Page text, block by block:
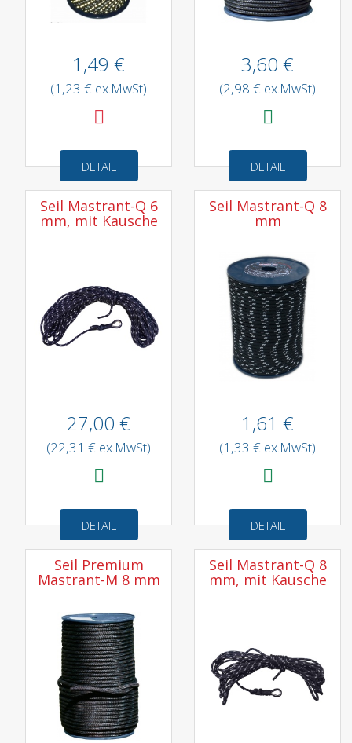
1,49 €
(1,23 € ex.MwSt)
DETAIL
3,60 €
(2,98 € ex.MwSt)
DETAIL
Seil Mastrant-Q 6
mm, mit Kausche
27,00 €
(22,31 € ex.MwSt)
DETAIL
Seil Mastrant-Q 8
mm
1,61 €
(1,33 € ex.MwSt)
DETAIL
Seil Premium
Mastrant-M 8 mm
Seil Mastrant-Q 8
mm, mit Kausche